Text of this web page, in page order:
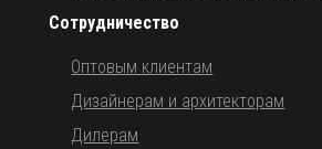
Сотрудничество
Оптовым клиентам
Дизайнерам и архитекторам
Дилерам